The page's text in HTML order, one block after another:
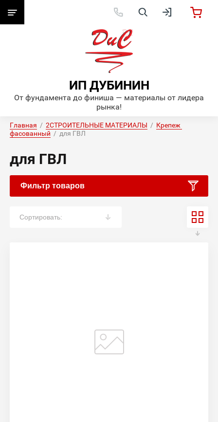
ИП ДУБИНИН
От фундамента до финиша — материалы от лидера
рынка!
Главная
  /
2СТРОИТЕЛЬНЫЕ МАТЕРИАЛЫ
  /
Крепеж
фасованный
  /  для ГВЛ
для ГВЛ
Фильтр товаров
Сортировать: